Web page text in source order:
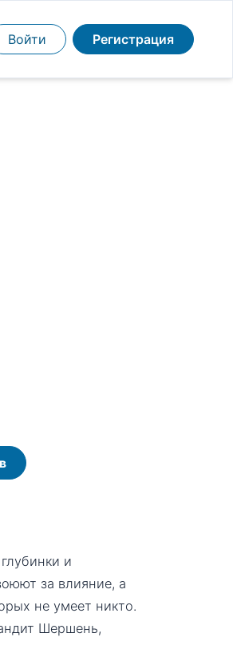
Войти Регистрация
и
за влияние, а
не умеет никто.
Шершень,